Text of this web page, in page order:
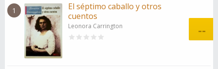
1
El séptimo caballo y otros
cuentos
Leonora Carrington --